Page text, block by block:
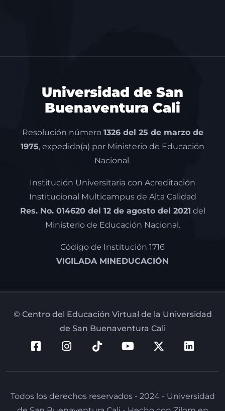
Universidad de San
Buenaventura Cali
Resolución número 1326 del 25 de marzo de
1975, expedido(a) por Ministerio de Educación
Nacional.
Institución Universitaria con Acreditación
Institucional Multicampus de Alta Calidad
Res. No. 014620 del 12 de agosto del 2021 del
Ministerio de Educación Nacional.
Código de Institución 1716
VIGILADA MINEDUCACIÓN
© Centro del Educación Virtual de la Universidad
de San Buenaventura Cali
Todos los derechos reservados - 2024 - Universidad